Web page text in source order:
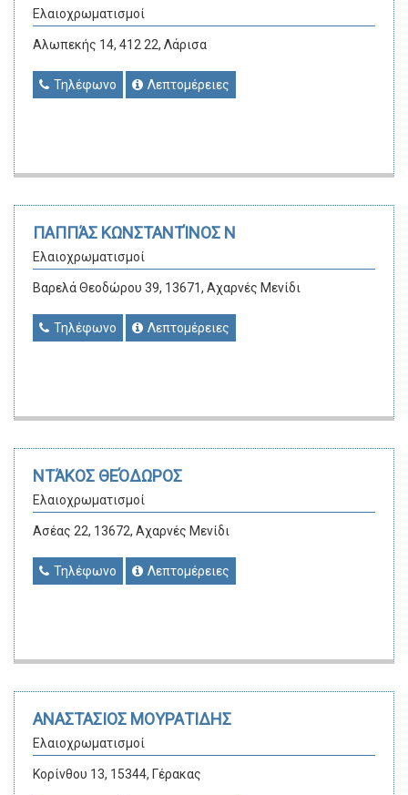
Ελαιοχρωματισμοί
Αλωπεκής 14, 412 22, Λάρισα
Τηλέφωνο Λεπτομέρειες
ΠΑΠΠΆΣ ΚΩΝΣΤΑΝΤΊΝΟΣ Ν
Ελαιοχρωματισμοί
Βαρελά Θεοδώρου 39, 13671, Αχαρνές Μενίδι
Τηλέφωνο Λεπτομέρειες
ΝΤΆΚΟΣ ΘΕΌΔΩΡΟΣ
Ελαιοχρωματισμοί
Ασέας 22, 13672, Αχαρνές Μενίδι
Τηλέφωνο Λεπτομέρειες
ΑΝΑΣΤΑΣΙΟΣ ΜΟΥΡΑΤΙΔΗΣ
Ελαιοχρωματισμοί
Κορίνθου 13, 15344, Γέρακας